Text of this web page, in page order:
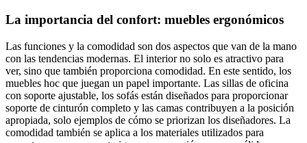
La importancia del confort: muebles ergonómicos
Las funciones y la comodidad son dos aspectos que van de la mano
con las tendencias modernas. El interior no solo es atractivo para
ver, sino que también proporciona comodidad. En este sentido, los
muebles hoc que juegan un papel importante. Las sillas de oficina
con soporte ajustable, los sofás están diseñados para proporcionar
soporte de cinturón completo y las camas contribuyen a la posición
apropiada, solo ejemplos de cómo se priorizan los diseñadores. La
comodidad también se aplica a los materiales utilizados para